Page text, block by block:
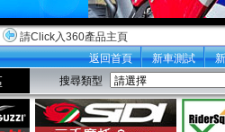
請Click入360產品主頁
返回首頁
新車測試
搜尋類型